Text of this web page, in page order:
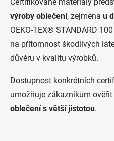
Certifikované materiály
výroby oblečení, zejména u
OEKO-TEX® STANDARD
na přítomnost škodlivých
důvěru v kvalitu výrobků.
Dostupnost konkrétních
umožňuje zákazníkům
oblečení s větší jistotou.